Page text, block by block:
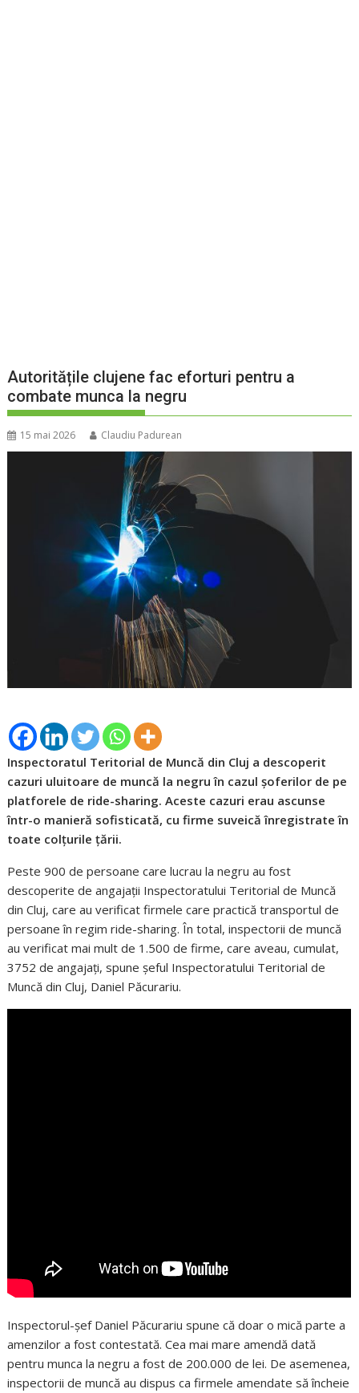
Autoritățile clujene fac eforturi pentru a
combate munca la negru
15 mai 2026 Claudiu Padurean
Inspectoratul Teritorial de Muncă din Cluj a descoperit
cazuri uluitoare de muncă la negru în cazul șoferilor de pe
platforele de ride-sharing. Aceste cazuri erau ascunse
într-o manieră sofisticată, cu firme suveică înregistrate în
toate colțurile țării.
Peste 900 de persoane care lucrau la negru au fost
descoperite de angajații Inspectoratului Teritorial de Muncă
din Cluj, care au verificat firmele care practică transportul de
persoane în regim ride-sharing. În total, inspectorii de muncă
au verificat mai mult de 1.500 de firme, care aveau, cumulat,
3752 de angajați, spune șeful Inspectoratului Teritorial de
Muncă din Cluj, Daniel Păcurariu.
Inspectorul-șef Daniel Păcurariu spune că doar o mică parte a
amenzilor a fost contestată. Cea mai mare amendă dată
pentru munca la negru a fost de 200.000 de lei. De asemenea,
inspectorii de muncă au dispus ca firmele amendate să încheie